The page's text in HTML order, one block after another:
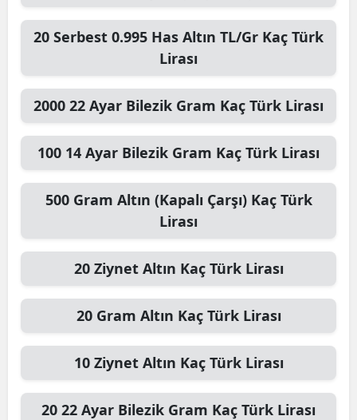
20 Serbest 0.995 Has Altın TL/Gr Kaç Türk
Lirası
2000 22 Ayar Bilezik Gram Kaç Türk Lirası
100 14 Ayar Bilezik Gram Kaç Türk Lirası
500 Gram Altın (Kapalı Çarşı)Kaç Türk
Lirası
20 Ziynet Altın Kaç Türk Lirası
20 Gram Altın Kaç Türk Lirası
10 Ziynet Altın Kaç Türk Lirası
20 22 Ayar Bilezik Gram Kaç Türk Lirası